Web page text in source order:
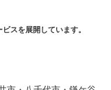
スを展開しています。